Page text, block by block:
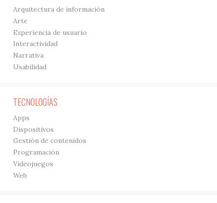
Arquitectura de información
Arte
Experiencia de usuario
Interactividad
Narrativa
Usabilidad
TECNOLOGÍAS
Apps
Dispositivos
Gestión de contenidos
Programación
Videojuegos
Web